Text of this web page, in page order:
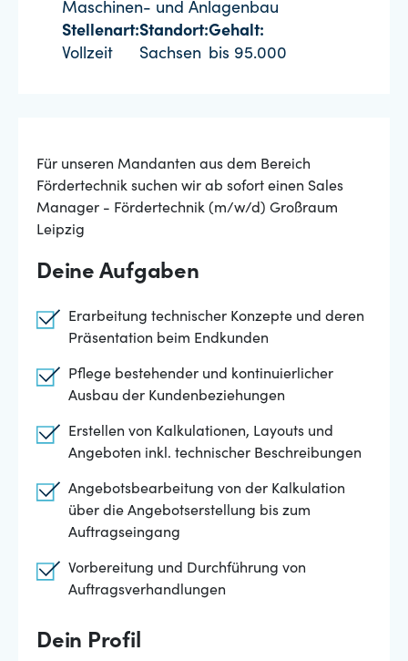
Maschinen- und Anlagenbau
Stellenart:
Vollzeit
Standort:
Sachsen
Gehalt:
bis 95.000
Für unseren Mandanten aus dem Bereich
Fördertechnik suchen wir ab sofort einen Sales
Manager - Fördertechnik (m/w/d) Großraum
Leipzig
Deine Aufgaben
Erarbeitung technischer Konzepte und deren
Präsentation beim Endkunden
Pflege bestehender und kontinuierlicher
Ausbau der Kundenbeziehungen
Erstellen von Kalkulationen, Layouts und
Angeboten inkl. technischer Beschreibungen
Angebotsbearbeitung von der Kalkulation
über die Angebotserstellung bis zum
Auftragseingang
Vorbereitung und Durchführung von
Auftragsverhandlungen
Dein Profil